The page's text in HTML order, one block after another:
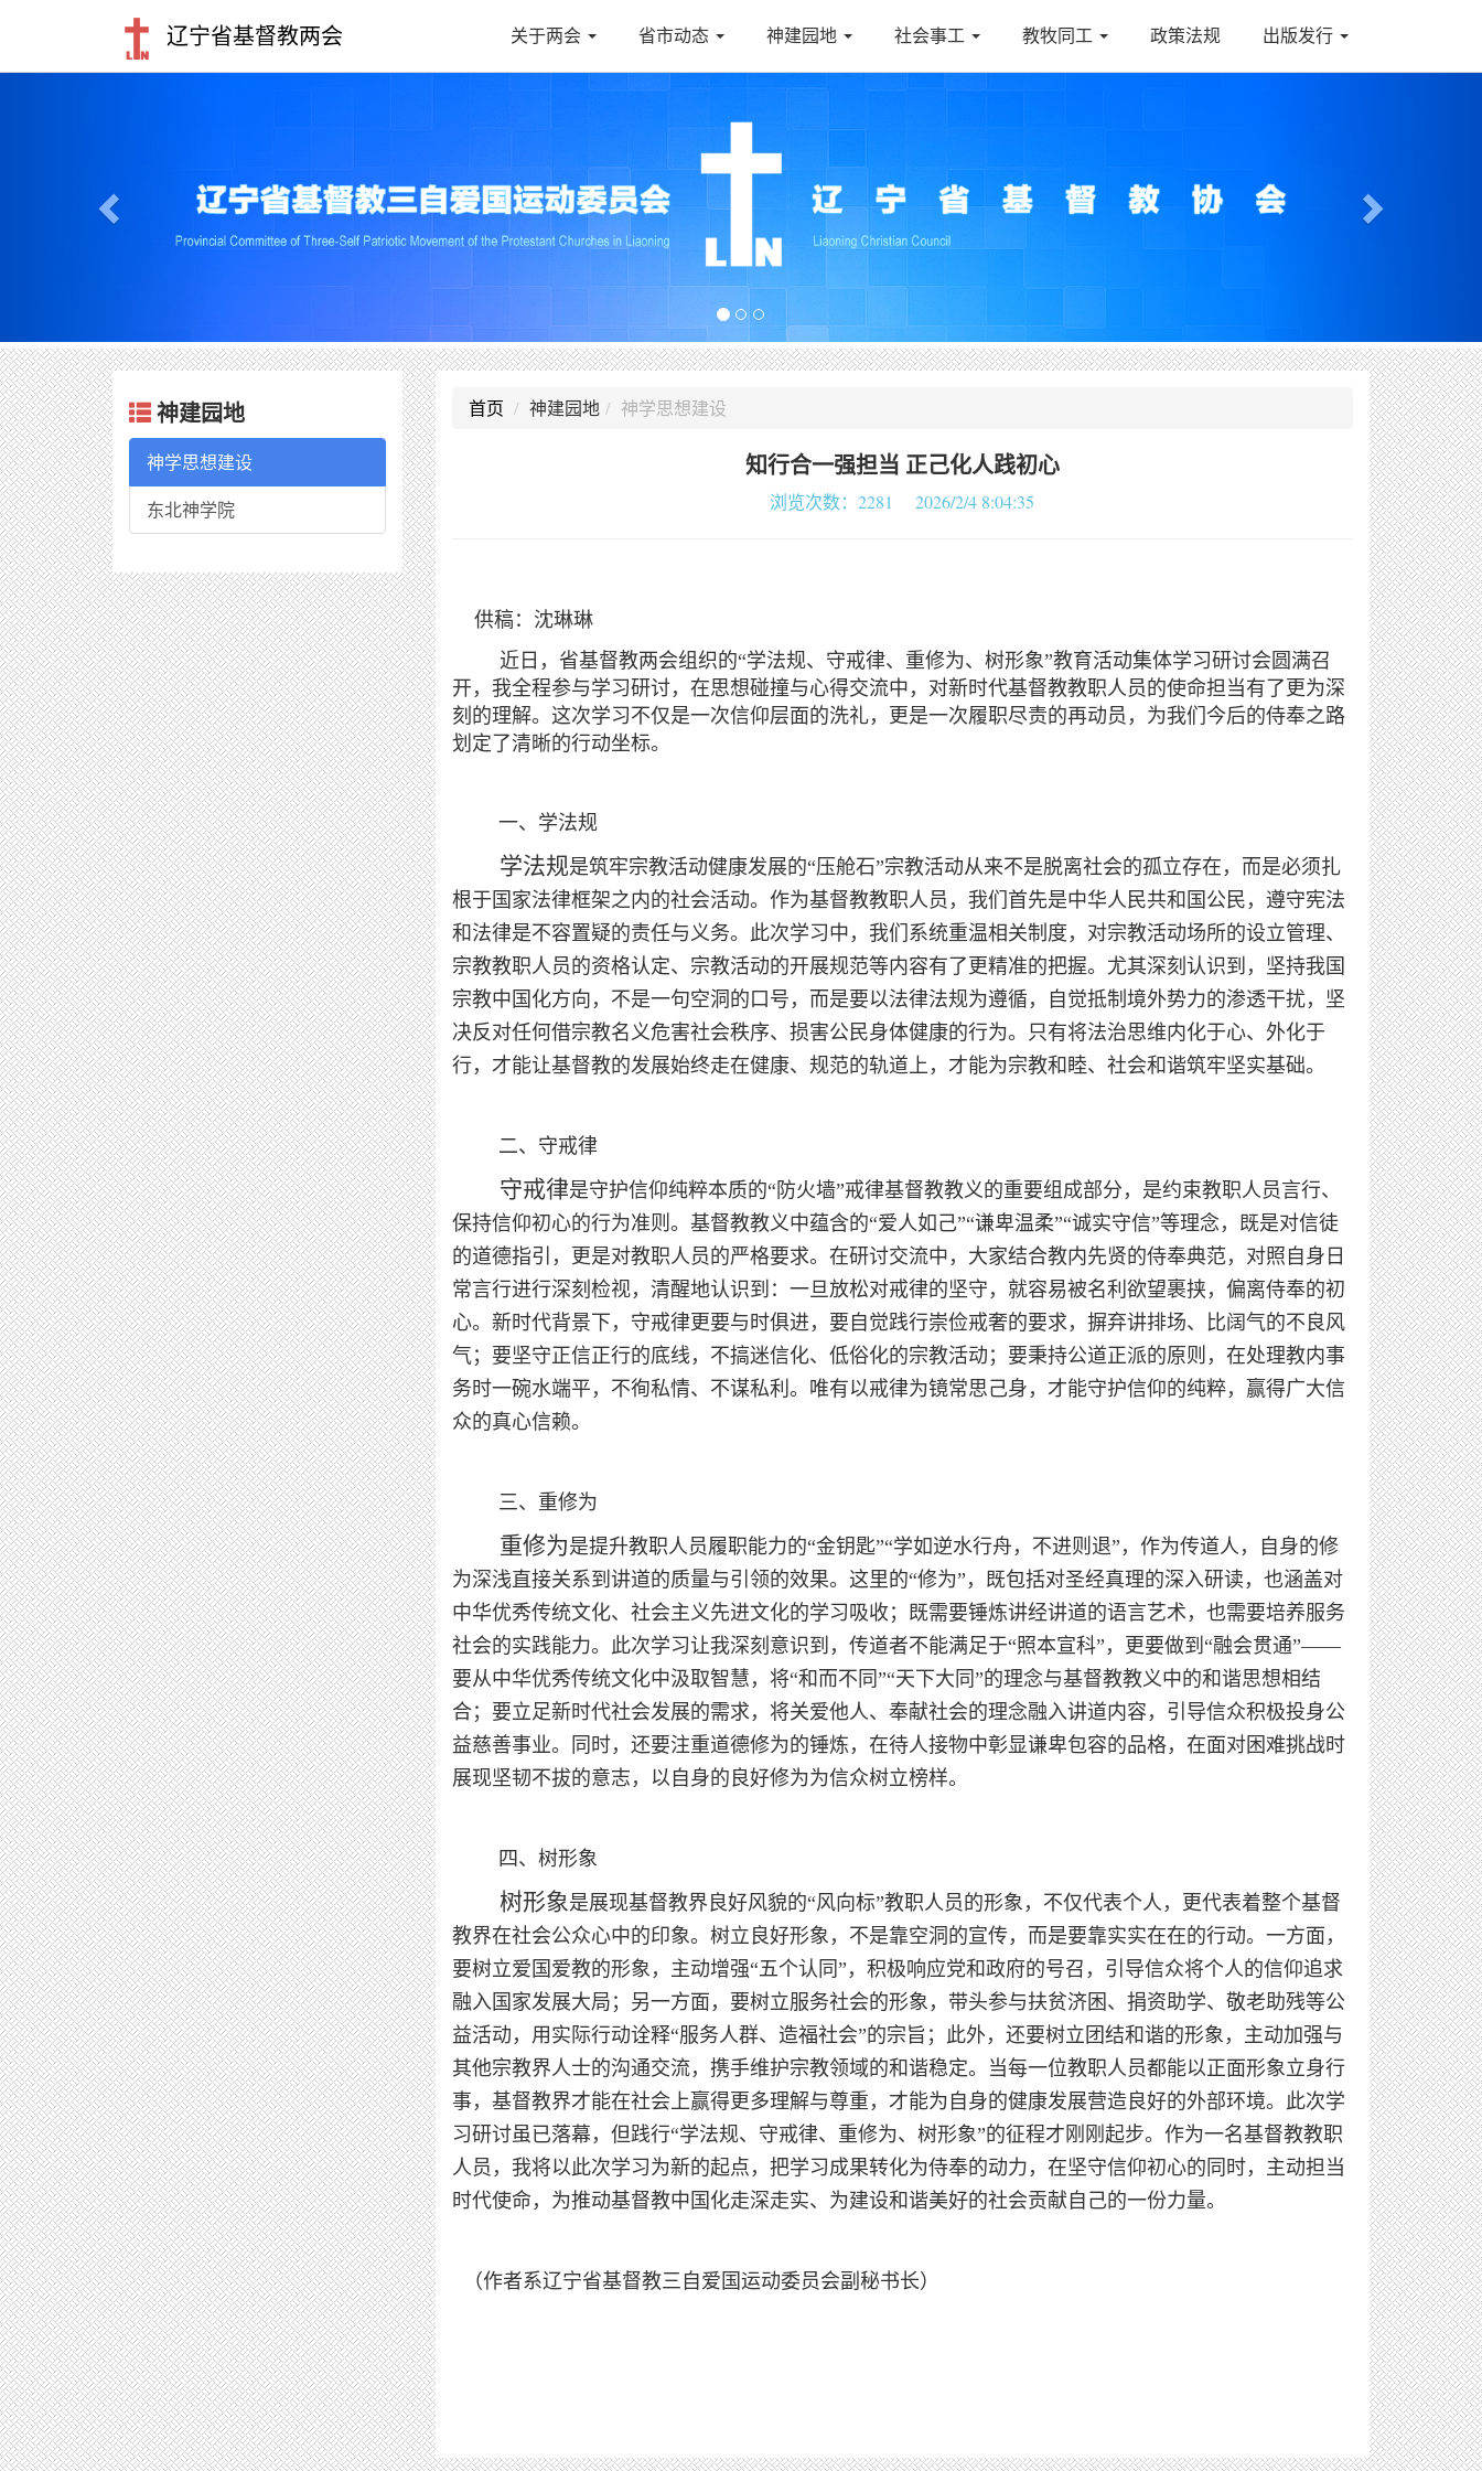
辽宁省基督教两会 关于两会 省市动态 神建园地 社会事工 教牧同工 政策法规 出版发行
神建园地
神学思想建设
东北神学院
首页 神建园地 神学思想建设
知行合一强担当 正己化人践初心
浏览次数：2281 2026/2/4 8:04:35
供稿：沈琳琳
近日，省基督教两会组织的“学法规、守戒律、重修为、树形象”教育活动集体学习研讨会圆满召
开，我全程参与学习研讨，在思想碰撞与心得交流中，对新时代基督教教职人员的使命担当有了更为深
刻的理解。这次学习不仅是一次信仰层面的洗礼，更是一次履职尽责的再动员，为我们今后的侍奉之路
划定了清晰的行动坐标。
一、学法规
学法规是筑牢宗教活动健康发展的“压舱石”宗教活动从来不是脱离社会的孤立存在，而是必须扎
根于国家法律框架之内的社会活动。作为基督教教职人员，我们首先是中华人民共和国公民，遵守宪法
和法律是不容置疑的责任与义务。此次学习中，我们系统重温相关制度，对宗教活动场所的设立管理、
宗教教职人员的资格认定、宗教活动的开展规范等内容有了更精准的把握。尤其深刻认识到，坚持我国
宗教中国化方向，不是一句空洞的口号，而是要以法律法规为遵循，自觉抵制境外势力的渗透干扰，坚
决反对任何借宗教名义危害社会秩序、损害公民身体健康的行为。只有将法治思维内化于心、外化于
行，才能让基督教的发展始终走在健康、规范的轨道上，才能为宗教和睦、社会和谐筑牢坚实基础。
二、守戒律
守戒律是守护信仰纯粹本质的“防火墙”戒律基督教教义的重要组成部分，是约束教职人员言行、
保持信仰初心的行为准则。基督教教义中蕴含的“爱人如己”“谦卑温柔”“诚实守信”等理念，既是对信徒
的道德指引，更是对教职人员的严格要求。在研讨交流中，大家结合教内先贤的侍奉典范，对照自身日
常言行进行深刻检视，清醒地认识到：一旦放松对戒律的坚守，就容易被名利欲望裹挟，偏离侍奉的初
心。新时代背景下，守戒律更要与时俱进，要自觉践行崇俭戒奢的要求，摒弃讲排场、比阔气的不良风
气；要坚守正信正行的底线，不搞迷信化、低俗化的宗教活动；要秉持公道正派的原则，在处理教内事
务时一碗水端平，不徇私情、不谋私利。唯有以戒律为镜常思己身，才能守护信仰的纯粹，赢得广大信
众的真心信赖。
三、重修为
重修为是提升教职人员履职能力的“金钥匙”“学如逆水行舟，不进则退”，作为传道人，自身的修
为深浅直接关系到讲道的质量与引领的效果。这里的“修为”，既包括对圣经真理的深入研读，也涵盖对
中华优秀传统文化、社会主义先进文化的学习吸收；既需要锤炼讲经讲道的语言艺术，也需要培养服务
社会的实践能力。此次学习让我深刻意识到，传道者不能满足于“照本宣科”，更要做到“融会贯通”——
要从中华优秀传统文化中汲取智慧，将“和而不同”“天下大同”的理念与基督教教义中的和谐思想相结
合；要立足新时代社会发展的需求，将关爱他人、奉献社会的理念融入讲道内容，引导信众积极投身公
益慈善事业。同时，还要注重道德修为的锤炼，在待人接物中彰显谦卑包容的品格，在面对困难挑战时
展现坚韧不拔的意志，以自身的良好修为为信众树立榜样。
四、树形象
树形象是展现基督教界良好风貌的“风向标”教职人员的形象，不仅代表个人，更代表着整个基督
教界在社会公众心中的印象。树立良好形象，不是靠空洞的宣传，而是要靠实实在在的行动。一方面，
要树立爱国爱教的形象，主动增强“五个认同”，积极响应党和政府的号召，引导信众将个人的信仰追求
融入国家发展大局；另一方面，要树立服务社会的形象，带头参与扶贫济困、捐资助学、敬老助残等公
益活动，用实际行动诠释“服务人群、造福社会”的宗旨；此外，还要树立团结和谐的形象，主动加强与
其他宗教界人士的沟通交流，携手维护宗教领域的和谐稳定。当每一位教职人员都能以正面形象立身行
事，基督教界才能在社会上赢得更多理解与尊重，才能为自身的健康发展营造良好的外部环境。此次学
习研讨虽已落幕，但践行“学法规、守戒律、重修为、树形象”的征程才刚刚起步。作为一名基督教教职
人员，我将以此次学习为新的起点，把学习成果转化为侍奉的动力，在坚守信仰初心的同时，主动担当
时代使命，为推动基督教中国化走深走实、为建设和谐美好的社会贡献自己的一份力量。
（作者系辽宁省基督教三自爱国运动委员会副秘书长）